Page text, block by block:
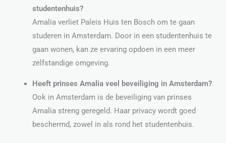
studentenhuis?
Amalia verliet Paleis Huis ten Bosch om te gaan
studeren in Amsterdam. Door in een studentenhuis te
gaan wonen, kan ze ervaring opdoen in een meer
zelfstandige omgeving.
Heeft prinses Amalia veel beveiliging in Amsterdam?
Ook in Amsterdam is de beveiliging van prinses
Amalia streng geregeld. Haar privacy wordt goed
beschermd, zowel in als rond het studentenhuis.